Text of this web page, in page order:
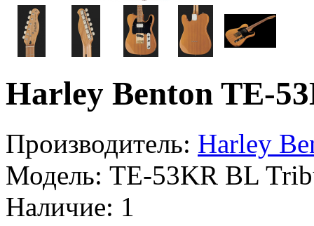
Harley Benton TE-
Производитель: Harley
Модель: TE-53KR BL
Наличие: 1